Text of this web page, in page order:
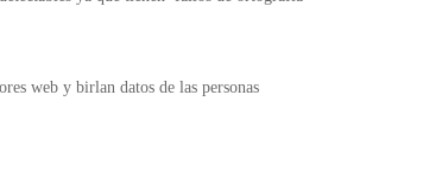
web y birlan datos de las personas